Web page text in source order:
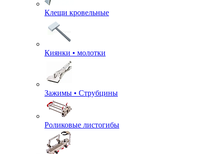
Клещи кровельные
Киянки • молотки
Зажимы • Струбцины
Роликовые листогибы